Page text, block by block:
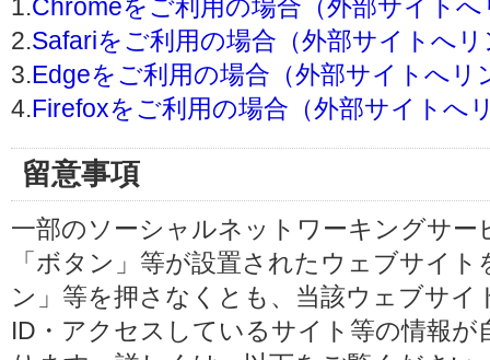
1.Chromeをご利用の場合（外部サイト
2.Safariをご利用の場合（外部サイトへ
3.Edgeをご利用の場合（外部サイトへリ
4.Firefoxをご利用の場合（外部サイトへ
留意事項
一部のソーシャルネットワーキングサー
「ボタン」等が設置されたウェブサイ
ン」等を押さなくとも、当該ウェブサイ
ID・アクセスしているサイト等の情報